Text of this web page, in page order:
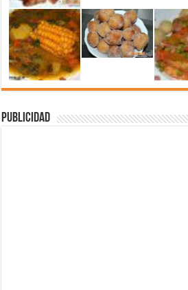
Publicidad